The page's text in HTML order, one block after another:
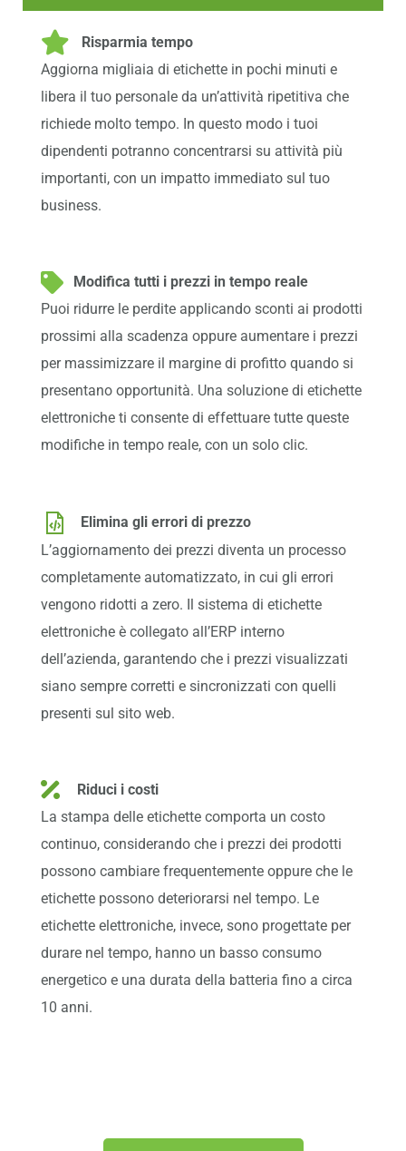
Risparmia tempo
Aggiorna migliaia di etichette in pochi minuti e
libera il tuo personale da un’attività ripetitiva che
richiede molto tempo. In questo modo i tuoi
dipendenti potranno concentrarsi su attività più
importanti, con un impatto immediato sul tuo
business.
Modifica tutti i prezzi in tempo reale
Puoi ridurre le perdite applicando sconti ai prodotti
prossimi alla scadenza oppure aumentare i prezzi
per massimizzare il margine di profitto quando si
presentano opportunità. Una soluzione di etichette
elettroniche ti consente di effettuare tutte queste
modifiche in tempo reale, con un solo clic.
Elimina gli errori di prezzo
L’aggiornamento dei prezzi diventa un processo
completamente automatizzato, in cui gli errori
vengono ridotti a zero. Il sistema di etichette
elettroniche è collegato all’ERP interno
dell’azienda, garantendo che i prezzi visualizzati
siano sempre corretti e sincronizzati con quelli
presenti sul sito web.
Riduci i costi
La stampa delle etichette comporta un costo
continuo, considerando che i prezzi dei prodotti
possono cambiare frequentemente oppure che le
etichette possono deteriorarsi nel tempo. Le
etichette elettroniche, invece, sono progettate per
durare nel tempo, hanno un basso consumo
energetico e una durata della batteria fino a circa
10 anni.